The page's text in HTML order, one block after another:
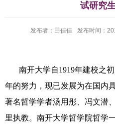
试研究
发布者：田佳佳 发布时间：
南开大学自1919年建校之
年的努力，现已发展为在国内
著名哲学学者汤用彤、冯文潜
里执教。南开大学哲学院哲学